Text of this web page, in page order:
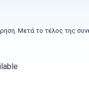
Μετά το τέλος της